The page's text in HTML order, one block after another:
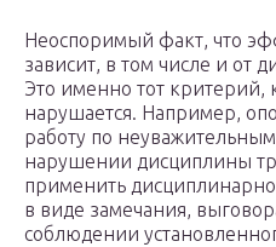
Неоспоримый факт, что
зависит, в том числе и от
Это именно тот критерий,
нарушается. Например,
работу по
нарушении дисциплины
применить
в виде замечания,
соблюдении